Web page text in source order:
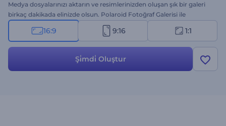
Medya dosyalarınızı aktarın ve resimlerinizden oluşan şık bir galeri
birkaç dakikada elinizde olsun. Polaroid Fotoğraf Galerisi ile
hafızanızın sınırlarını aşın. Hemen şimdi deneyin!
16:9 9:16 1:1
Şi̇mdi̇ Oluştur